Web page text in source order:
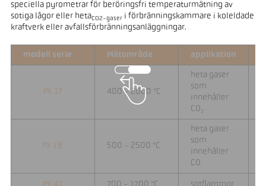
speciella pyrometrar för beröringsfri temperaturmätning av
sotiga lågor eller hetaCO2-gaseri förbränningskammare i koleldade
kraftverk eller avfallsförbränningsanläggningar.
modell serie Mätområde applikation
PX 17 400 - 2000 °C
heta gaser
som
innehåller
CO₂
PX 18 500 - 2500 °C
heta gaser
som
innehåller
CO